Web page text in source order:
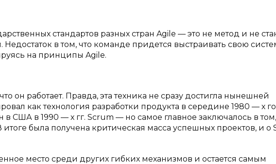
стандартов разных стран Agile — это не метод и не
в том, что команде придется выстраивать свою
на принципы Agile.
он работает. Правда, эта техника не сразу достигла нынешней
как технология разработки продукта в середине 1980 — х
США в 1990 — х гг. Scrum — но самое главное заключалось в том,
была получена критическая масса успешных проектов, и о
место среди других гибких механизмов и остается самым